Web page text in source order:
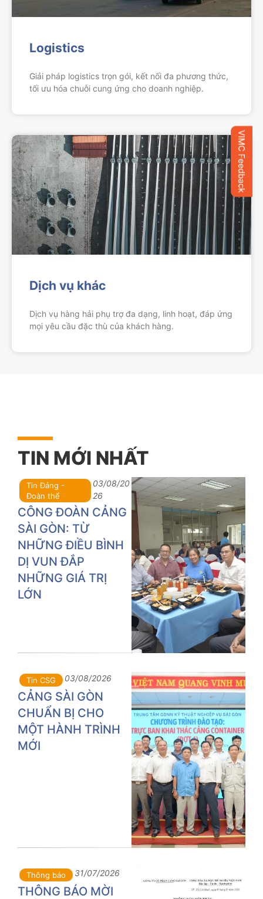
Logistics
Giải pháp logistics trọn gói, kết nối đa phương thức,
tối ưu hóa chuỗi cung ứng cho doanh nghiệp.
Dịch vụ khác
Dịch vụ hàng hải phụ trợ đa dạng, linh hoạt, đáp ứng
mọi yêu cầu đặc thù của khách hàng.
TIN MỚI NHẤT
Tin Đảng -
Đoàn thể
03/08/20
26
CÔNG ĐOÀN CẢNG
SÀI GÒN: TỪ
NHỮNG ĐIỀU BÌNH
DỊ VUN ĐẮP
NHỮNG GIÁ TRỊ
LỚN
Tin CSG 03/08/2026
CẢNG SÀI GÒN
CHUẨN BỊ CHO
MỘT HÀNH TRÌNH
MỚI
Thông báo 31/07/2026
THÔNG BÁO MỜI